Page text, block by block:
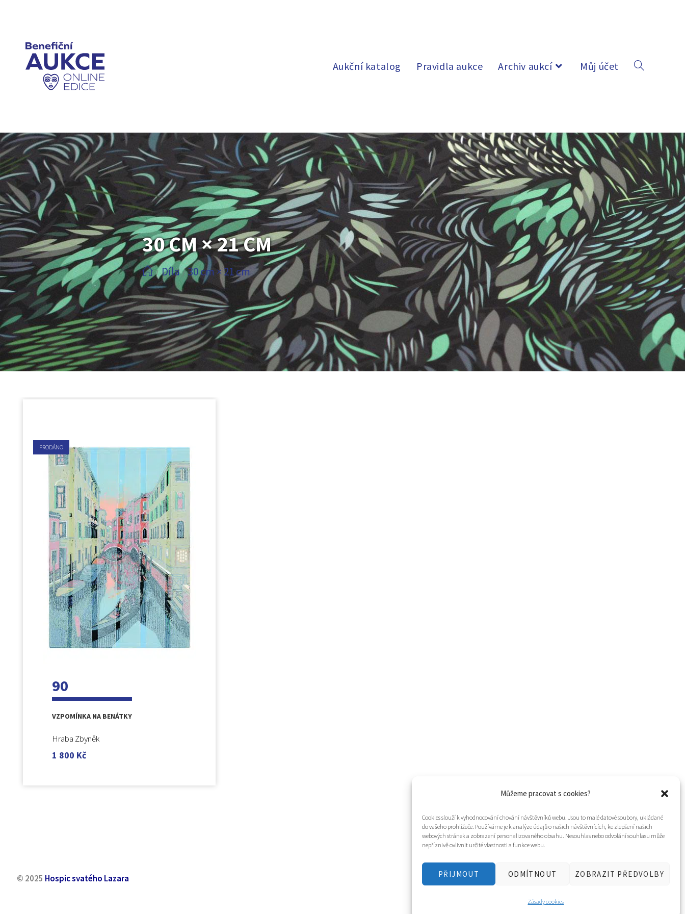
Můžeme pracovat s cookies?
Cookies slouží k vyhodnocování chování návštěvníků webu. Jsou to malé datové soubory, ukládané
do vašeho prohlížeče. Používáme je k analýze údajů o našich návštěvnících, ke zlepšení našich
webových stránek a zobrazení personalizovaného obsahu. Nesouhlas nebo odvolání souhlasu může
nepříznivě ovlivnit určité vlastnosti a funkce webu.
PŘIJMOUT ODMÍTNOUT ZOBRAZIT PŘEDVOLBY
Zásady cookies
Aukční katalog Pravidla aukce Archiv aukcí Můj účet
30 CM × 21 CM
/ Díla / 30 cm × 21 cm
PRODÁNO
90
VZPOMÍNKA NA BENÁTKY
Hraba Zbyněk
1 800 Kč
© 2025 Hospic svatého Lazara Tvorba webu a design WOOP.design / Eva Chmelová